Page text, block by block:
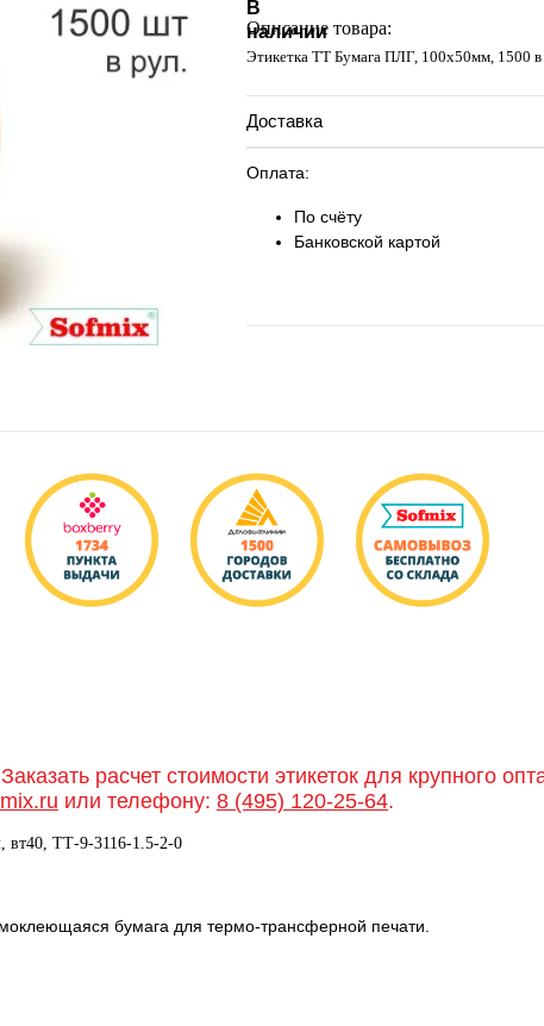
Описание товара:
Этикетка ТТ Бумага ПЛГ, 100х50мм, 1500
Доставка
Оплата:
По счёту
Банковской картой
расчет стоимости этикеток для крупного
или телефону: 8 (495) 120-25-64.
вт40, TТ-9-3116-1.5-2-0
бумага для термо-трансферной печати.